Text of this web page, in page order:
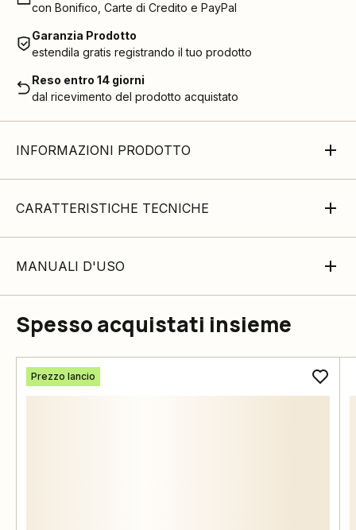
con Bonifico, Carte di Credito e PayPal
Garanzia Prodotto
estendila gratis registrando il tuo prodotto
Reso entro 14 giorni
dal ricevimento del prodotto acquistato
INFORMAZIONI PRODOTTO
CARATTERISTICHE TECNICHE
MANUALI D'USO
Spesso acquistati insieme
Prezzo lancio